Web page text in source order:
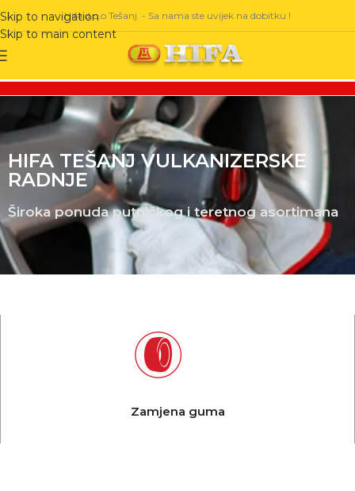
Skip to navigation
Skip to main content
Hifa d.o.o Tešanj - Sa nama ste uvijek na dobitku !
HIFA TEŠANJ VULKANIZERSKE
RADNJE
Široka ponuda putničkog i teretnog asortimana
Zamjena guma